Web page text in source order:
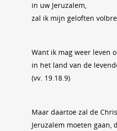
in uw Jeruzalem,
zal ik mijn geloften
Want ik mag weer leven
in het land van de
(vv. 19.18.9)
Maar daartoe zal de
Jeruzalem moeten gaan,